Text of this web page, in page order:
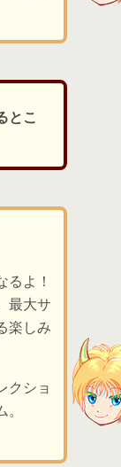
とこ
るよ！
最大サ
楽しみ
クショ